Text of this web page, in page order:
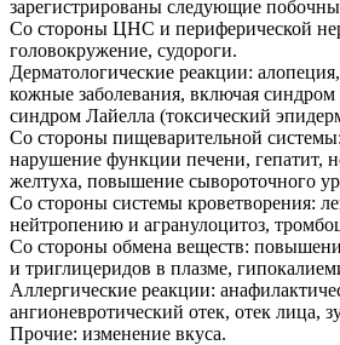
зарегистрированы следующие
Со стороны ЦНС и периферической
головокружение, судороги.
Дерматологические реакции:
кожные заболевания, включая
синдром Лайелла (токсический
Со стороны пищеварительной
нарушение функции печени, гепатит,
желтуха, повышение сывороточного
Со стороны системы кроветворения:
нейтропению и агранулоцитоз,
Со стороны обмена веществ:
и триглицеридов в плазме,
Аллергические реакции:
ангионевротический отек, отек лица,
Прочие: изменение вкуса.